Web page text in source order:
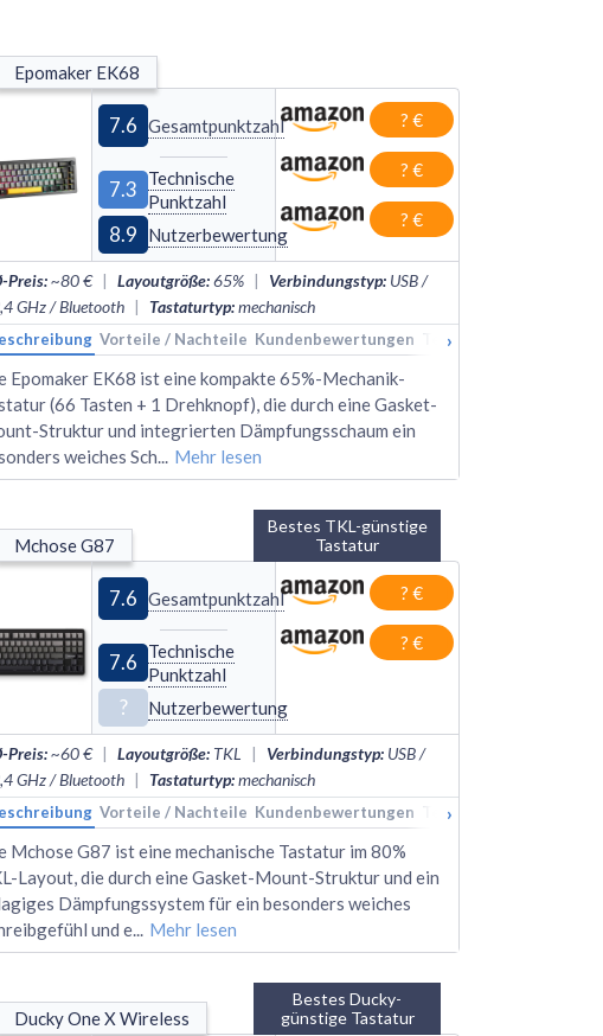
Rankings Alternativen
Epomaker EK68
7.6 Gesamtpunktzahl
7.3
Technische
Punktzahl
8.9 Nutzerbewertung
? €
? €
? €
Preis:~80 € | Layoutgröße:65% | Verbindungstyp: USB /
GHz / Bluetooth | Tastaturtyp:mechanisch
Vorteile / Nachteile Kundenbewertungen Technische Daten
›
Epomaker EK68 ist eine kompakte 65%-Mechanik-
(66 Tasten + 1 Drehknopf), die durch eine Gasket-
Struktur und integrierten Dämpfungsschaum ein
weiches Sch... Mehr lesen
Rankings Alternativen
Mchose G87
Bestes TKL-günstige
Tastatur
7.6 Gesamtpunktzahl
7.6
Technische
Punktzahl
? Nutzerbewertung
? €
? €
Preis:~60 € | Layoutgröße: TKL | Verbindungstyp: USB /
GHz / Bluetooth | Tastaturtyp:mechanisch
Vorteile / Nachteile Kundenbewertungen Technische Daten
›
Mchose G87 ist eine mechanische Tastatur im 80%
Layout, die durch eine Gasket-Mount-Struktur und ein
Dämpfungssystem für ein besonders weiches
und e... Mehr lesen
Ducky One X Wireless
Bestes Ducky-
günstige Tastatur